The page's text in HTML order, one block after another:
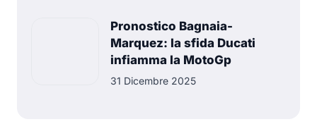
Pronostico Bagnaia-
Marquez: la sfida Ducati
infiamma la MotoGp
31 Dicembre 2025